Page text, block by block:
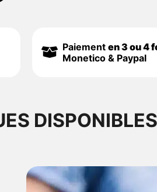
Paiement en 3 ou 4
Monetico & Paypal